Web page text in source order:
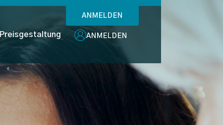
Preisgestaltung
ANMELDEN
ANMELDEN